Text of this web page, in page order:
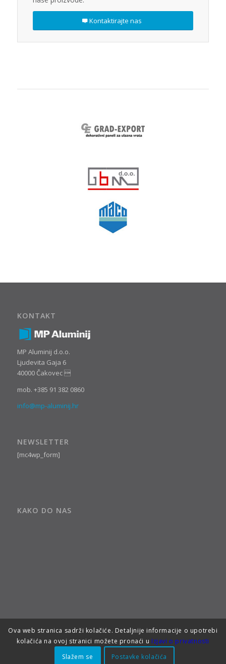
Kontaktirajte nas
KONTAKT
MP Aluminij d.o.o.
Ljudevita Gaja 6
40000 Čakovec 
mob. +385 91 382 0860
info@mp-aluminij.hr
NEWSLETTER
[mc4wp_form]
KAKO DO NAS
Ova web stranica sadrži kolačiće. Detaljnije informacije o upotrebi
kolačića na ovoj stranici možete pronaći u Izjavi o privatnosti
Slažem se
Postavke kolačića